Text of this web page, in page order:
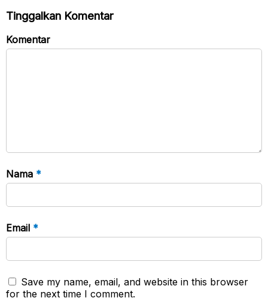
Tinggalkan Komentar
Komentar
Nama *
Email *
Save my name, email, and website in this browser
for the next time I comment.